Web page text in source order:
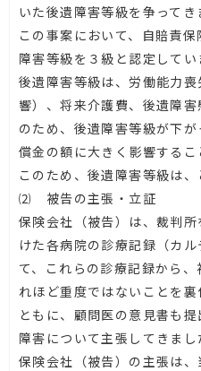
いた後遺障害等級を争ってき
この事案において、自賠責
障害等級を３級と認定してい
後遺障害等級は、労働能力
響）、将来介護費、後遺障
のため、後遺障害等級が下
償金の額に大きく影響するこ
このため、後遺障害等級は、
⑵ 被告の主張・立証
保険会社（被告）は、裁判
けた各病院の診療記録（カ
て、これらの診療記録から
れほど重度ではないことを
ともに、顧問医の意見書も
障害について主張してきまし
保険会社（被告）の主張は